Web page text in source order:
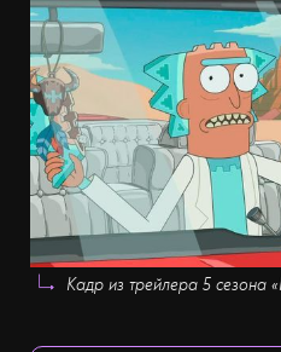
Кадр из трейлера 5 сезона